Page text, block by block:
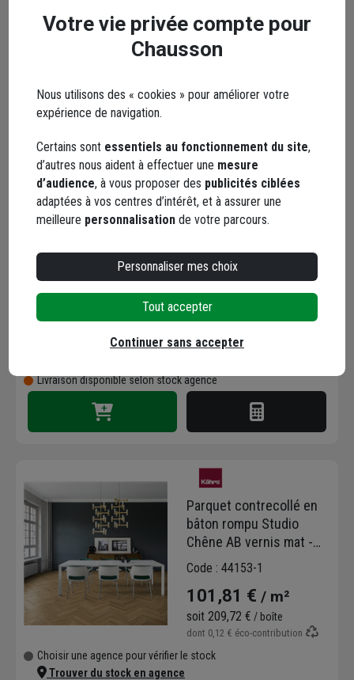
Choisir une agence pour vérifier le stock
Trouver du stock en agence
Parquet contrecollé à 3
plis Capital Chêne Dublin
brossé - 2420,0 mm x
Code : 44154-1
179,68 €/ m²
soit488,72 €
dont0,16 €éco-contribution
Choisir une agence pour vérifier le stock
Livraison disponible selon stock agence
Parquet contrecollé en
bâton rompu Studio
Chêne AB vernis mat -
490,0 mm x 70 mm - ép.
11,00 mm
Code : 44153-1
101,81 € / m²
soit 209,72 € / boîte
dont 0,12 € éco-contribution
Choisir une agence pour vérifier le stock
Trouver du stock en agence
Votre vie privée compte pour
Chausson
Nous utilisons des « cookies » pour améliorer votre
expérience de navigation.
Certains sont essentiels au fonctionnement du site,
d’autres nous aident à effectuer une mesure
d’audience, à vous proposer des publicités ciblées
adaptées à vos centres d’intérêt, et à assurer une
meilleure personnalisation de votre parcours.
Personnaliser mes choix
Tout accepter
Continuer sans accepter